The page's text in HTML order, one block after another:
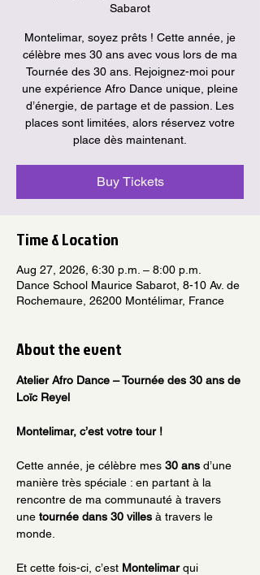
Sabarot
Montelimar, soyez prêts ! Cette année, je
célèbre mes 30 ans avec vous lors de ma
Tournée des 30 ans. Rejoignez-moi pour
une expérience Afro Dance unique, pleine
d’énergie, de partage et de passion. Les
places sont limitées, alors réservez votre
place dès maintenant.
Buy Tickets
Time & Location
Aug 27, 2026, 6:30 p.m. – 8:00 p.m.
Dance School Maurice Sabarot, 8-10 Av. de
Rochemaure, 26200 Montélimar, France
About the event
Atelier Afro Dance – Tournée des 30 ans de
Loïc Reyel
Montelimar, c’est votre tour !
Cette année, je célèbre mes 30 ans d’une
manière très spéciale : en partant à la
rencontre de ma communauté à travers
une tournée dans 30 villes à travers le
monde.
Et cette fois-ci, c’est Montelimar qui